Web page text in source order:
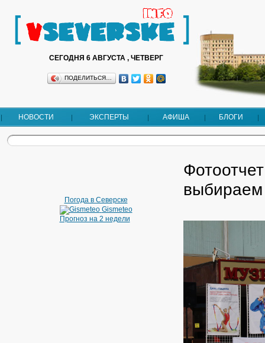
СЕГОДНЯ 6 АВГУСТА , ЧЕТВЕРГ
ПОДЕЛИТЬСЯ…
НОВОСТИ ЭКСПЕРТЫ АФИША БЛОГИ
Погода в Северске
Gismeteo
Прогноз на 2 недели
выбираем